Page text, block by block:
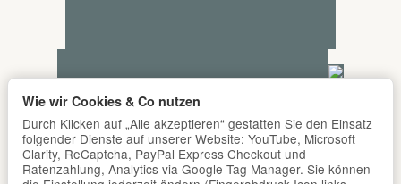
Wie wir Cookies & Co nutzen
Durch Klicken auf „Alle akzeptieren“ gestatten Sie den Einsatz
folgender Dienste auf unserer Website: YouTube, Microsoft
Clarity, ReCaptcha, PayPal Express Checkout und
Ratenzahlung, Analytics via Google Tag Manager. Sie können